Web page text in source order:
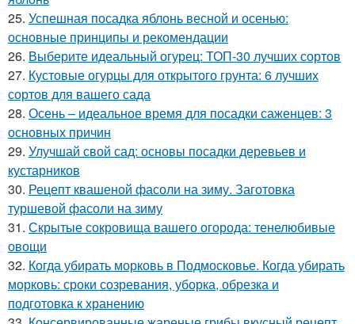
25. Успешная посадка яблонь весной и осенью:
основные принципы и рекомендации
26. Выберите идеальный огурец: ТОП-30 лучших сортов
27. Кустовые огурцы для открытого грунта: 6 лучших
сортов для вашего сада
28. Осень – идеальное время для посадки саженцев: 3
основных причин
29. Улучшай свой сад: основы посадки деревьев и
кустарников
30. Рецепт квашеной фасоли на зиму. Заготовка
туршевой фасоли на зиму
31. Скрытые сокровища вашего огорода: тенелюбивые
овощи
32. Когда убирать морковь в Подмосковье. Когда убирать
морковь: сроки созревания, уборка, обрезка и
подготовка к хранению